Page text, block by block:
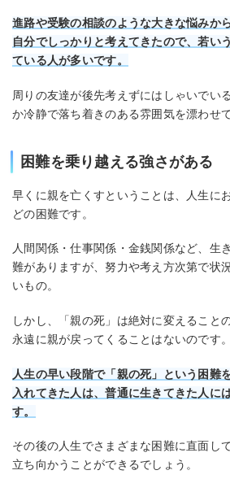
進路や受験の相談のような大きな悩みか
自分でしっかりと考えてきたので、若い
ている人が多いです。
周りの友達が後先考えずにはしゃいでい
か冷静で落ち着きのある雰囲気を漂わせ
困難を乗り越える強さがある
早くに親を亡くすということは、人生に
どの困難です。
人間関係・仕事関係・金銭関係など、生
難がありますが、努力や考え方次第で状
いもの。
しかし、「親の死」は絶対に変えること
永遠に親が戻ってくることはないのです。
人生の早い段階で「親の死」という困難
入れてきた人は、普通に生きてきた人に
す。
その後の人生でさまざまな困難に直面し
立ち向かうことができるでしょう。